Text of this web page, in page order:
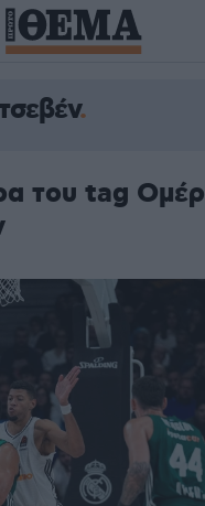
του tag Ομέρ